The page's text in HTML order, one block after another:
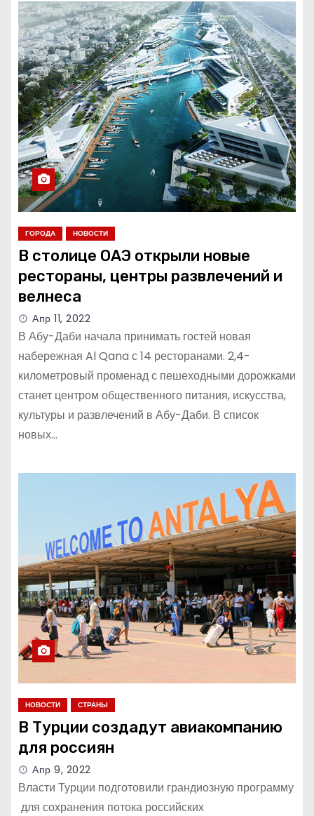
ГОРОДА НОВОСТИ
В столице ОАЭ открыли новые
рестораны, центры развлечений и
велнеса
Апр 11, 2022
В Абу-Даби начала принимать гостей новая
набережная Al Qana с 14 ресторанами. 2,4-
километровый променад с пешеходными дорожками
станет центром общественного питания, искусства,
культуры и развлечений в Абу-Даби. В список
новых…
НОВОСТИ СТРАНЫ
В Турции создадут авиакомпанию
для россиян
Апр 9, 2022
Власти Турции подготовили грандиозную программу
для сохранения потока российских